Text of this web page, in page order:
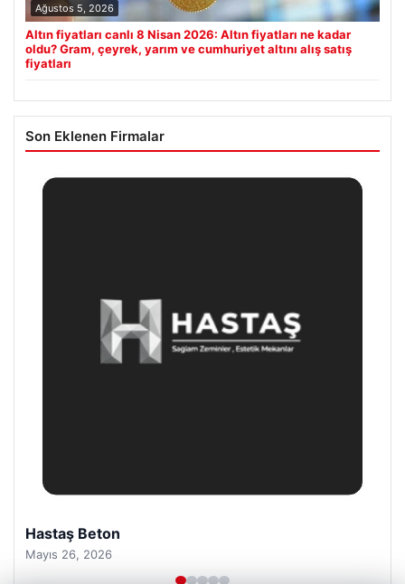
Ağustos 5, 2026
Altın fiyatları canlı 8 Nisan 2026: Altın fiyatları ne kadar
oldu? Gram, çeyrek, yarım ve cumhuriyet altını alış satış
fiyatları
Son Eklenen Firmalar
Prenses Night Club
Nisan 29, 2026